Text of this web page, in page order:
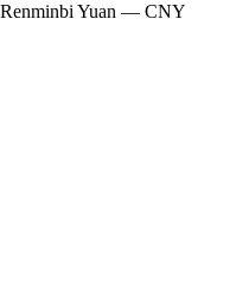
Yuan — CNY